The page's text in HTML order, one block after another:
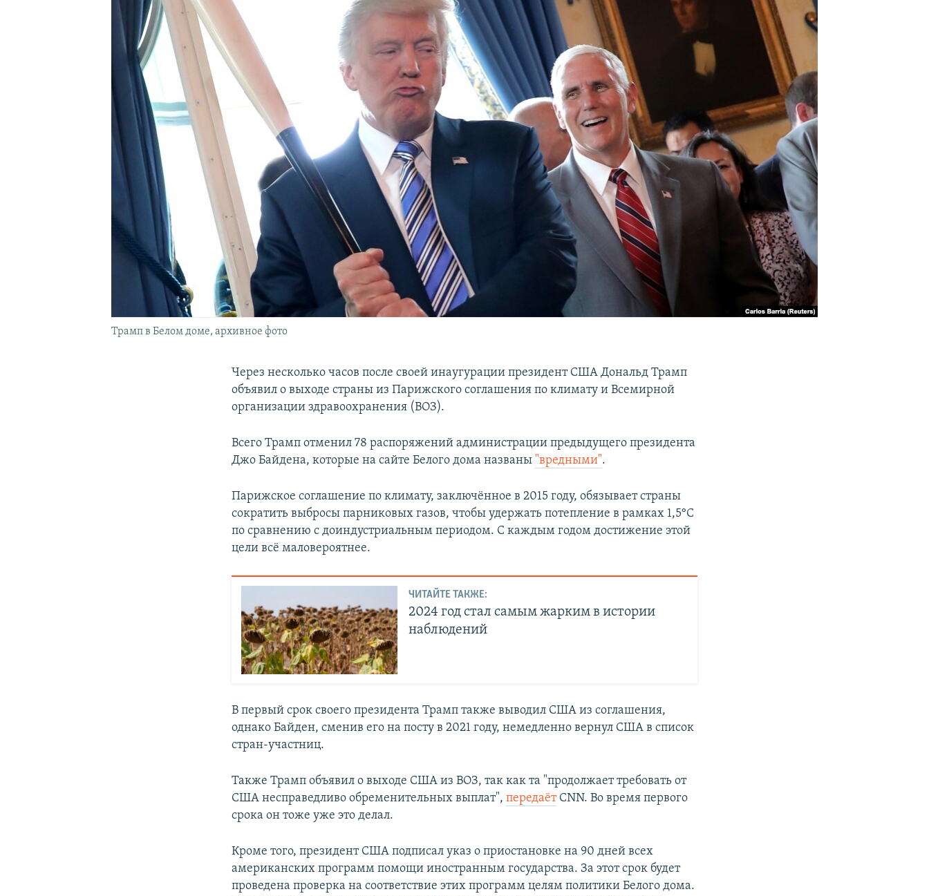
Трамп в Белом доме, архивное фото
Через несколько часов после своей инаугурации президент США Дональд Трамп
объявил о выходе страны из Парижского соглашения по климату и Всемирной
организации здравоохранения (ВОЗ).
Всего Трамп отменил 78 распоряжений администрации предыдущего президента
Джо Байдена, которые на сайте Белого дома названы "вредными".
Парижское соглашение по климату, заключённое в 2015 году, обязывает страны
сократить выбросы парниковых газов, чтобы удержать потепление в рамках 1,5°C
по сравнению с доиндустриальным периодом. С каждым годом достижение этой
цели всё маловероятнее.
ЧИТАЙТЕ ТАКЖЕ:
2024 год стал самым жарким в истории
наблюдений
В первый срок своего президента Трамп также выводил США из соглашения,
однако Байден, сменив его на посту в 2021 году, немедленно вернул США в список
стран-участниц.
Также Трамп объявил о выходе США из ВОЗ, так как та "продолжает требовать от
США несправедливо обременительных выплат",передаётCNN. Во время первого
срока он тоже уже это делал.
Кроме того, президент США подписал указ о приостановке на 90 дней всех
американских программ помощи иностранным государства. За этот срок будет
проведена проверка на соответствие этих программ целям политики Белого дома.